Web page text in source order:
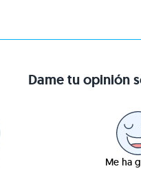
Dame tu opinión
Me ha